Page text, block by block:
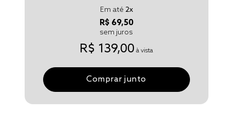
Em até 2x
R$ 69,50
sem juros
R$ 139,00 à vista
Comprar junto